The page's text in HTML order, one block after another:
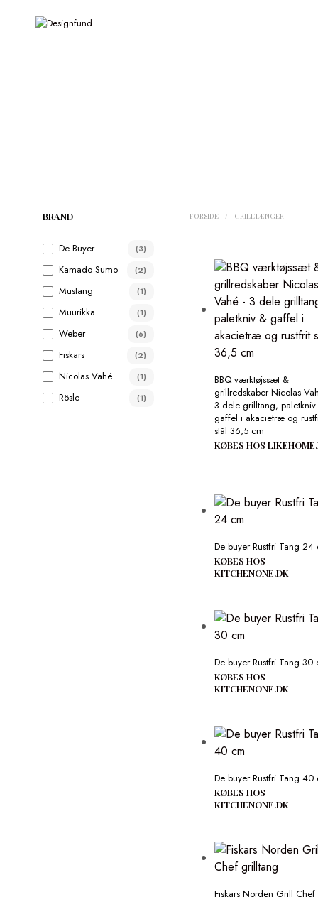
BRAND
De Buyer (3)
Kamado Sumo (2)
Mustang (1)
Muurikka (1)
Weber (6)
Fiskars (2)
Nicolas Vahé (1)
Rösle (1)
FORSIDE / GRILLTÆNGER
BBQ værktøjssæt &
grillredskaber Nicolas
3 dele grilltang,
gaffel i akacietræ og
stål 36,5 cm
KØBES HOS
De buyer Rustfri Tang 24
KØBES HOS
KITCHENONE.DK
De buyer Rustfri Tang 30
KØBES HOS
KITCHENONE.DK
De buyer Rustfri Tang 40
KØBES HOS
KITCHENONE.DK
Fiskars Norden Grill Chef